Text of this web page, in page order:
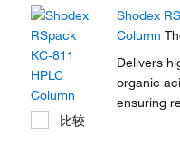
Shodex
Column
Delivers
organic
ensuring
比较